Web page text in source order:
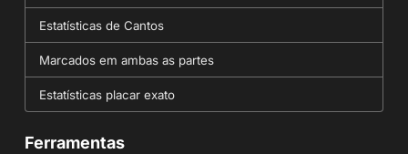
Estatísticas de Cantos
Marcados em ambas as partes
Estatísticas placar exato
Ferramentas